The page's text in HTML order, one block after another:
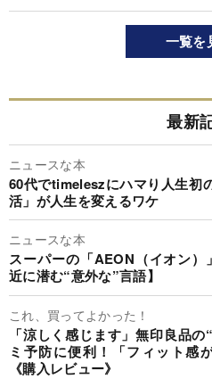
一覧を
最新
ニュースな本
60代でtimeleszにハマり人生初
活」が人生を変えるワケ
ニュースな本
スーパーの「AEON（イオン
近に潜む“意外な”言語】
これ、買ってよかった！
「涼しく感じます」無印良品
ミ予防に便利！「フィット感
《購入レビュー》